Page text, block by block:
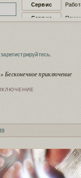
Сервис
Сервис
Сервис
зарегистрируйтесь
»Бесконечное приключение